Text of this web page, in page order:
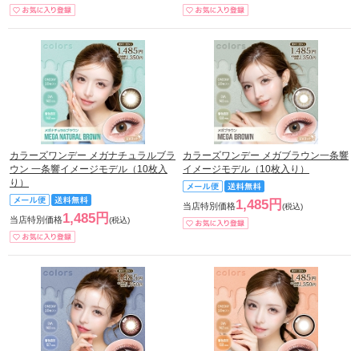
カラーズワンデー メガナチュラルブラ
ウン 一条響イメージモデル（10枚入
り）
当店特別価格1,485円 (税込)
カラーズワンデー メガブラウン一条響
イメージモデル（10枚入り）
当店特別価格1,485円 (税込)